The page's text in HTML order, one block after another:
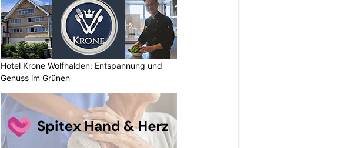
Hotel Krone Wolfhalden: Entspannung und
Genuss im Grünen